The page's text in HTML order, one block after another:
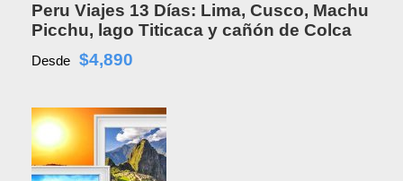
Peru Viajes 13 Días: Lima, Cusco, Machu
Picchu, lago Titicaca y cañón de Colca
Desde $4,890